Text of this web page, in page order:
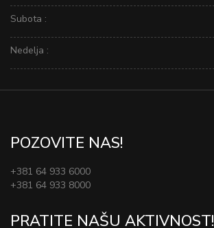
Subota :
Nedelja :
POZOVITE NAS!
+381 64 933 6000
+381 64 933 8000
PRATITE NAŠU AKTIVNOST!